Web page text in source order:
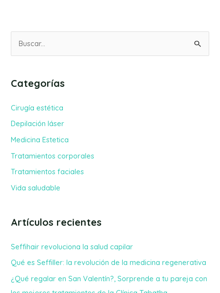
c
o
r
Categorías
Cirugía estética
Depilación láser
Medicina Estetica
Tratamientos corporales
Tratamientos faciales
Vida saludable
Artículos recientes
Seffihair revoluciona la salud capilar
Qué es Seffiller: la revolución de la medicina regenerativa
¿Qué regalar en San Valentín?, Sorprende a tu pareja con